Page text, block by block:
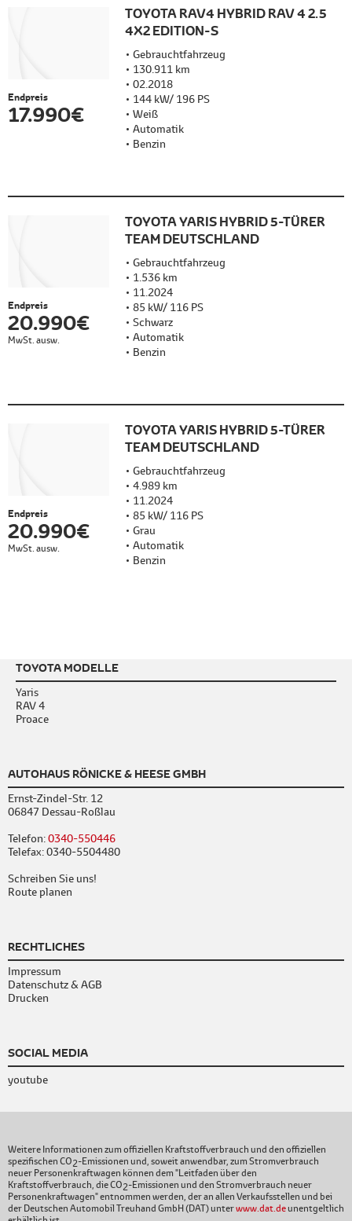
Endpreis
17.990 €
TOYOTA RAV4 HYBRID RAV 4 2.5
4X2 EDITION-S
Gebrauchtfahrzeug
130.911 km
02.2018
144 kW/ 196 PS
Weiß
Automatik
Benzin
Endpreis
20.990 €
MwSt. ausw.
TOYOTA YARIS HYBRID 5-TÜRER
TEAM DEUTSCHLAND
Gebrauchtfahrzeug
1.536 km
11.2024
85 kW/ 116 PS
Schwarz
Automatik
Benzin
Endpreis
20.990 €
MwSt. ausw.
TOYOTA YARIS HYBRID 5-TÜRER
TEAM DEUTSCHLAND
Gebrauchtfahrzeug
4.989 km
11.2024
85 kW/ 116 PS
Grau
Automatik
Benzin
TOYOTA MODELLE
Yaris
RAV 4
Proace
AUTOHAUS RÖNICKE & HEESE GMBH
Ernst-Zindel-Str. 12
06847 Dessau-Roßlau
Telefon:0340-550446
Telefax: 0340-5504480
Schreiben Sie uns!
Route planen
RECHTLICHES
Impressum
Datenschutz & AGB
Drucken
SOCIAL MEDIA
youtube
Weitere Informationen zum offiziellen Kraftstoffverbrauch und den offiziellen
spezifischen CO2-Emissionen und, soweit anwendbar, zum Stromverbrauch
neuer Personenkraftwagen können dem "Leitfaden über den
Kraftstoffverbrauch, die CO2-Emissionen und den Stromverbrauch neuer
Personenkraftwagen" entnommen werden, der an allen Verkaufsstellen und bei
der Deutschen Automobil Treuhand GmbH (DAT) unterwww.dat.deunentgeltlich